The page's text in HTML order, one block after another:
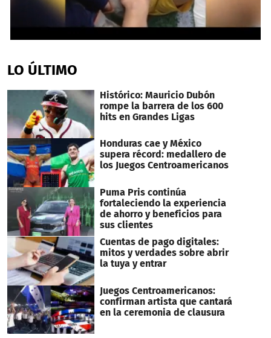
of
35
LO ÚLTIMO
Histórico: Mauricio Dubón
rompe la barrera de los 600
hits en Grandes Ligas
Honduras cae y México
supera récord: medallero de
los Juegos Centroamericanos
Puma Pris continúa
fortaleciendo la experiencia
de ahorro y beneficios para
sus clientes
Cuentas de pago digitales:
mitos y verdades sobre abrir
la tuya y entrar
Juegos Centroamericanos:
confirman artista que cantará
en la ceremonia de clausura